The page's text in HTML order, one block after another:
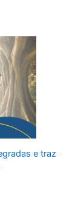
e traz